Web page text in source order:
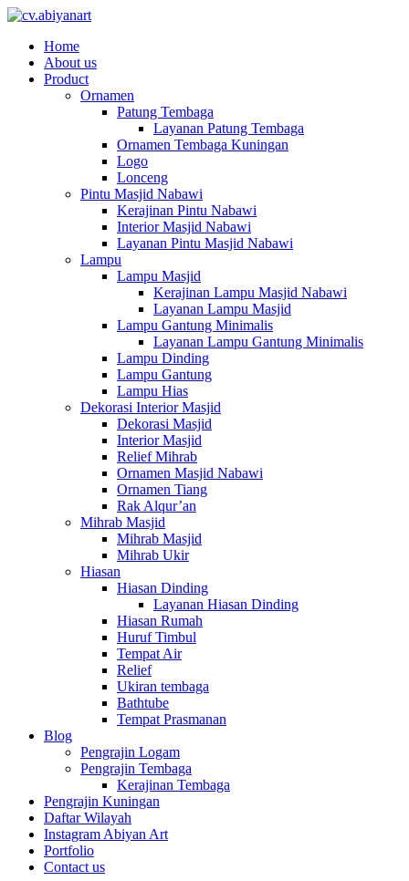
Home
About us
Product
Ornamen
Patung Tembaga
Layanan Patung Tembaga
Ornamen Tembaga Kuningan
Logo
Lonceng
Pintu Masjid Nabawi
Kerajinan Pintu Nabawi
Interior Masjid Nabawi
Layanan Pintu Masjid Nabawi
Lampu
Lampu Masjid
Kerajinan Lampu Masjid Nabawi
Layanan Lampu Masjid
Lampu Gantung Minimalis
Layanan Lampu Gantung Minimalis
Lampu Dinding
Lampu Gantung
Lampu Hias
Dekorasi Interior Masjid
Dekorasi Masjid
Interior Masjid
Relief Mihrab
Ornamen Masjid Nabawi
Ornamen Tiang
Rak Alqur’an
Mihrab Masjid
Mihrab Masjid
Mihrab Ukir
Hiasan
Hiasan Dinding
Layanan Hiasan Dinding
Hiasan Rumah
Huruf Timbul
Tempat Air
Relief
Ukiran tembaga
Bathtube
Tempat Prasmanan
Blog
Pengrajin Logam
Pengrajin Tembaga
Kerajinan Tembaga
Pengrajin Kuningan
Daftar Wilayah
Instagram Abiyan Art
Portfolio
Contact us